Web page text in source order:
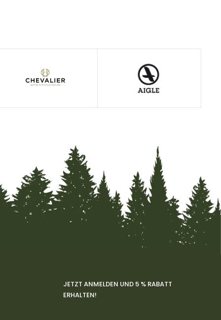
JETZT ANMELDEN UND 5 % RABATT
ERHALTEN!